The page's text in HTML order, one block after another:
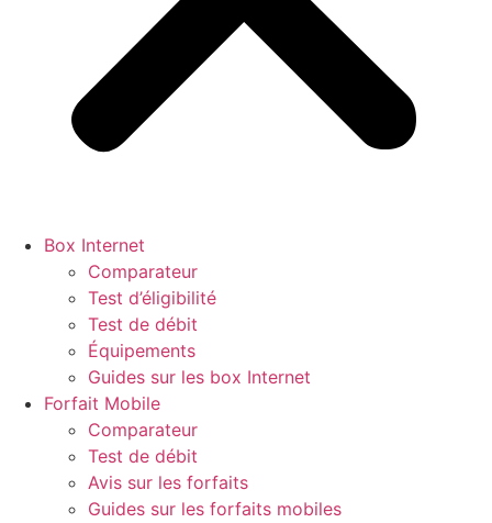
Box Internet
Comparateur
Test d’éligibilité
Test de débit
Équipements
Guides sur les box Internet
Forfait Mobile
Comparateur
Test de débit
Avis sur les forfaits
Guides sur les forfaits mobiles